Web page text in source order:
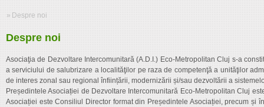
» Despre noi
Despre noi
Asociaţia de Dezvoltare Intercomunitară (A.D.I.) Eco-Metropolitan Cluj s-a
a serviciului de salubrizare a localităţilor pe raza de competenţă a unităţilor
de interes zonal sau regional înființării, modernizării și/sau dezvoltării a
Președintele Asociației de Dezvoltare Intercomunitară Eco-Metropolitan Cluj
Asociației este Consiliul Director format din Președintele Asociației, precum